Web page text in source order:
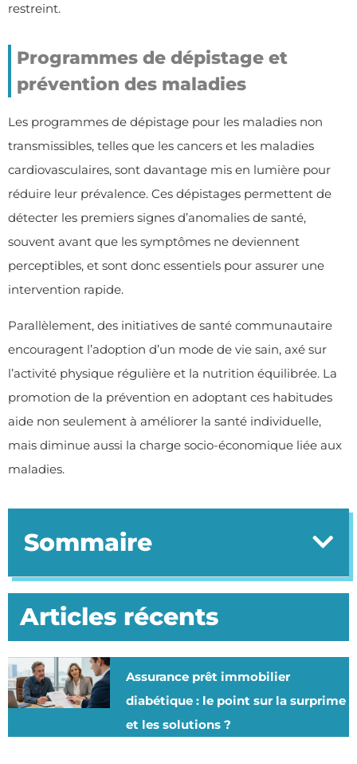
restreint.
Programmes de dépistage et
prévention des maladies
Les programmes de dépistage pour les maladies non
transmissibles, telles que les cancers et les maladies
cardiovasculaires, sont davantage mis en lumière pour
réduire leur prévalence. Ces dépistages permettent de
détecter les premiers signes d’anomalies de santé,
souvent avant que les symptômes ne deviennent
perceptibles, et sont donc essentiels pour assurer une
intervention rapide.
Parallèlement, des initiatives de santé communautaire
encouragent l’adoption d’un mode de vie sain, axé sur
l’activité physique régulière et la nutrition équilibrée. La
promotion de la prévention en adoptant ces habitudes
aide non seulement à améliorer la santé individuelle,
mais diminue aussi la charge socio-économique liée aux
maladies.
Sommaire
Articles récents
Assurance prêt immobilier
diabétique : le point sur la surprime
et les solutions ?